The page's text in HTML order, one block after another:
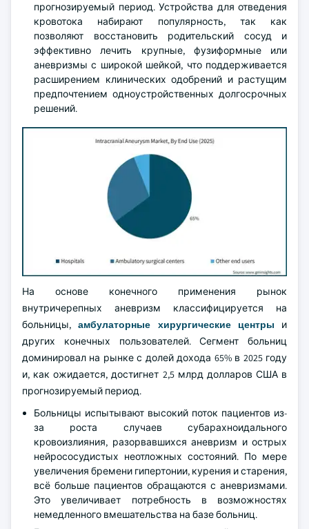
прогнозируемый период. Устройства для отведения
кровотока набирают популярность, так как
позволяют восстановить родительский сосуд и
эффективно лечить крупные, фузиформные или
аневризмы с широкой шейкой, что поддерживается
расширением клинических одобрений и растущим
предпочтением одноустройственных долгосрочных
решений.
На основе конечного применения рынок
внутричерепных аневризм классифицируется на
больницы,амбулаторные хирургические центры и
других конечных пользователей. Сегмент больниц
доминировал на рынке с долей дохода 65% в 2025 году
и, как ожидается, достигнет 2,5 млрд долларов США в
прогнозируемый период.
Больницы испытывают высокий поток пациентов из-
за роста случаев субарахноидального
кровоизлияния, разорвавшихся аневризм и острых
нейрососудистых неотложных состояний. По мере
увеличения бремени гипертонии, курения и старения,
всё больше пациентов обращаются с аневризмами.
Это увеличивает потребность в возможностях
немедленного вмешательства на базе больниц.